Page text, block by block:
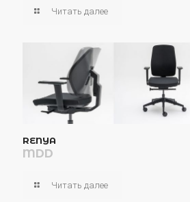
Читать далее
RENYA
MDD
Читать далее